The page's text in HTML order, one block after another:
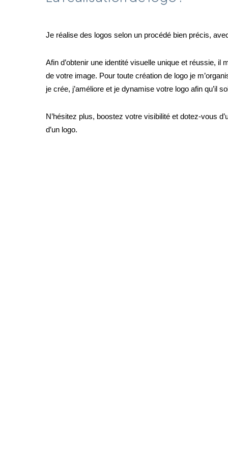
Je réalise des logos selon un procédé bien précis,
Afin d’obtenir une identité visuelle unique et réussie,
de votre image. Pour toute création de logo je
je crée, j’améliore et je dynamise votre logo afin
N’hésitez plus, boostez votre visibilité et dotez-vous
d’un logo.